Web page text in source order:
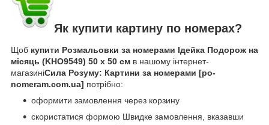
Як купити картину по номерах?
Щоб купити Розмальовки за номерами Ідейка Подорож на
місяць (KHO9549) 50 х 50 см в нашому інтернет-
магазиніСила Розуму: Картини за номерами [po-
nomeram.com.ua] потрібно:
оформити замовлення через корзину
скористатися формою Швидке замовлення, вказавши